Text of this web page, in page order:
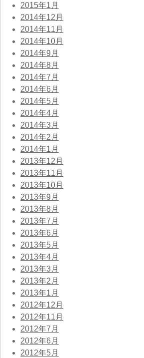
2015年1月
2014年12月
2014年11月
2014年10月
2014年9月
2014年8月
2014年7月
2014年6月
2014年5月
2014年4月
2014年3月
2014年2月
2014年1月
2013年12月
2013年11月
2013年10月
2013年9月
2013年8月
2013年7月
2013年6月
2013年5月
2013年4月
2013年3月
2013年2月
2013年1月
2012年12月
2012年11月
2012年7月
2012年6月
2012年5月